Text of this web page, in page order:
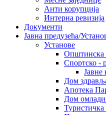
Анти корупција
Интерна ревизија
Документи
Јавна предузећа/
Установе
Општинскa
Спортско -
Дом
Апотека
Дом
Туристичка